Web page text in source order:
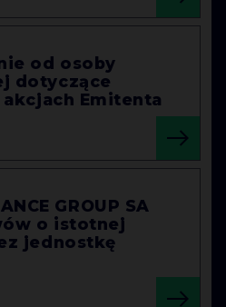
od osoby
dotyczące
Emitenta
GROUP SA
o istotnej
jednostkę